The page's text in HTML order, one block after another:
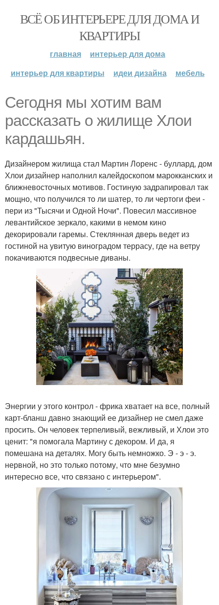
ВСЁ ОБ ИНТЕРЬЕРЕ ДЛЯ ДОМА И
КВАРТИРЫ
главная
интерьер для дома
интерьер для квартиры
идеи дизайна мебель
Сегодня мы хотим вам
рассказать о жилище Хлои
кардашьян.
Дизайнером жилища стал Мартин Лоренс - буллард, дом
Хлои дизайнер наполнил калейдоскопом марокканских и
ближневосточных мотивов. Гостиную задрапировал так
мощно, что получился то ли шатер, то ли чертоги феи -
пери из "Тысячи и Одной Ночи". Повесил массивное
левантийское зеркало, какими в немом кино
декорировали гаремы. Стеклянная дверь ведет из
гостиной на увитую виноградом террасу, где на ветру
покачиваются подвесные диваны.
Энергии у этого контрол - фрика хватает на все, полный
карт-бланш давно знающий ее дизайнер не смел даже
просить. Он человек терпеливый, вежливый, и Хлои это
ценит: "я помогала Мартину с декором. И да, я
помешана на деталях. Могу быть немножко. Э - э - э.
нервной, но это только потому, что мне безумно
интересно все, что связано с интерьером".